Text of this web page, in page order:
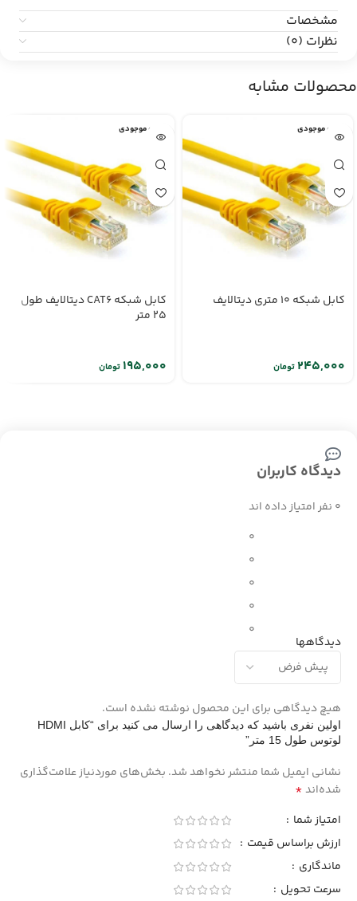
مشخصات
نظرات (0)
محصولات مشابه
اتمام موجودی
کابل شبکه 10 متری دیتالایف
تومان
اتمام موجودی
کابل شبکه CAT6 دیتالایف طول
25 متر
تومان
دیدگاه کاربران
0 نفر امتیاز داده اند
0
0
0
0
0
دیدگاهها
هیچ دیدگاهی برای این محصول نوشته نشده است.
اولین نفری باشید که دیدگاهی را ارسال می کنید برای “کابل HDMI
لوتوس طول 15 متر”
نشانی ایمیل شما منتشر نخواهد شد. بخش‌های موردنیاز علامت‌گذاری
شده‌اند*
امتیاز شما
ارزش براساس قیمت
ماندگاری
سرعت تحویل